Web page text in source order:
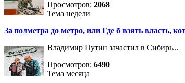
Просмотров: 2068
Тема недели
За полметра до метро, или Где б взять власть,
Владимир Путин зачастил в Сибирь...
Просмотров: 6490
Тема месяца